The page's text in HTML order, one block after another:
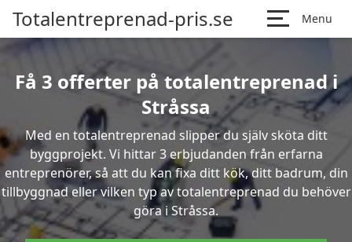
Totalentreprenad-pris.se Menu
Få 3 offerter på totalentreprenad i
Stråssa
Med en totalentreprenad slipper du själv sköta ditt
byggprojekt. Vi hittar 3 erbjudanden från erfarna
entreprenörer, så att du kan fixa ditt kök, ditt badrum, din
tillbyggnad eller vilken typ av totalentreprenad du behöver
göra i Stråssa.